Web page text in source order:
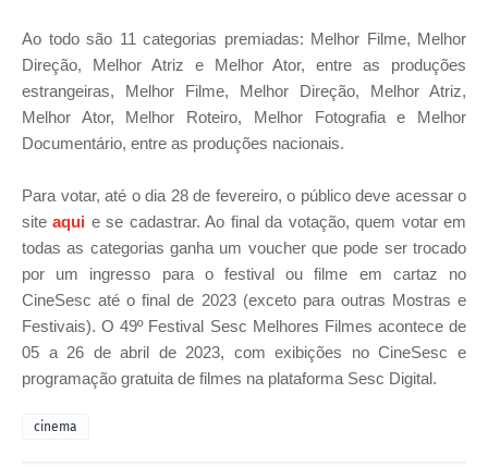
Ao todo são 11 categorias premiadas: Melhor Filme, Melhor
Direção, Melhor Atriz e Melhor Ator, entre as produções
estrangeiras, Melhor Filme, Melhor Direção, Melhor Atriz,
Melhor Ator, Melhor Roteiro, Melhor Fotografia e Melhor
Documentário, entre as produções nacionais.
Para votar, até o dia 28 de fevereiro, o público deve acessar o
siteaqui e se cadastrar. Ao final da votação, quem votar em
todas as categorias ganha um voucher que pode ser trocado
por um ingresso para o festival ou filme em cartaz no
CineSesc até o final de 2023 (exceto para outras Mostras e
Festivais).O 49º Festival Sesc Melhores Filmes acontece de
05 a 26 de abril de 2023, com exibições no CineSesc e
programação gratuita de filmes na plataforma Sesc Digital.
cinema